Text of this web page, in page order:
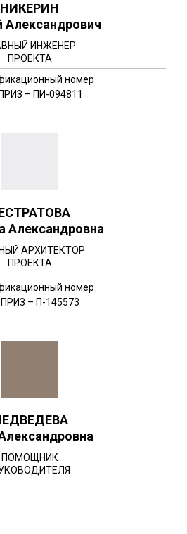
НИКЕРИН
Александрович
ИНЖЕНЕР
ПРОЕКТА
номер
– ПИ-094811
Александровна
АРХИТЕКТОР
ПРОЕКТА
номер
– П-145573
ПОМОЩНИК